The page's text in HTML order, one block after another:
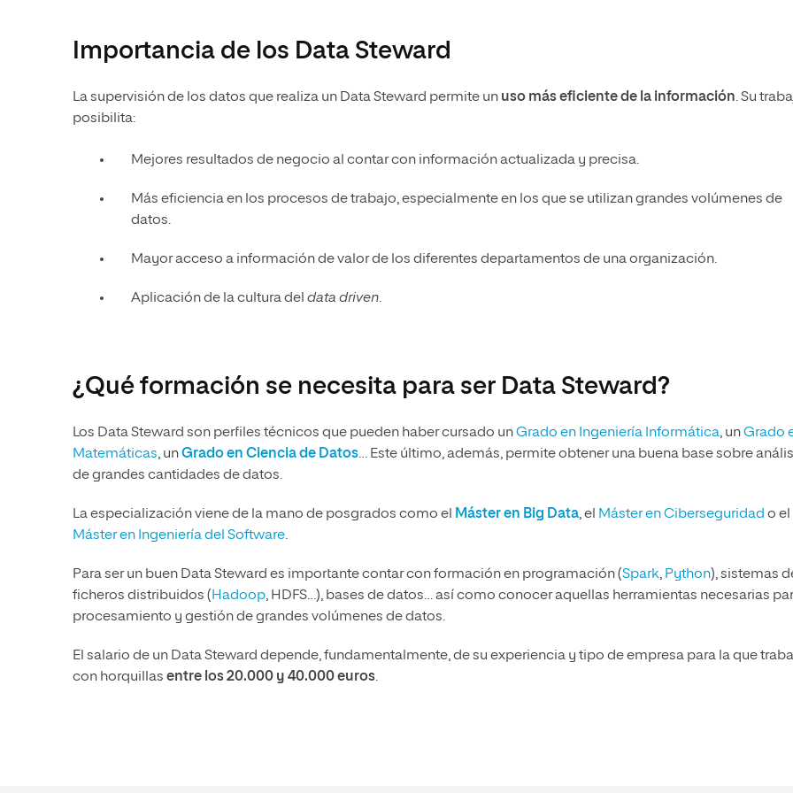
Importancia de los Data Steward
La supervisión de los datos que realiza un Data Steward permite un uso más eficiente de la información. Su
posibilita:
Mejores resultados de negocio al contar con información actualizada y precisa.
Más eficiencia en los procesos de trabajo, especialmente en los que se utilizan grandes volúmenes de
datos.
Mayor acceso a información de valor de los diferentes departamentos de una organización.
Aplicación de la cultura del data driven.
¿Qué formación se necesita para ser Data Steward?
Los Data Steward son perfiles técnicos que pueden haber cursado unGrado en Ingeniería Informática, unGrado
Matemáticas, unGrado en Ciencia de Datos… Este último, además, permite obtener una buena base sobre
de grandes cantidades de datos.
La especialización viene de la mano de posgrados como el Máster en Big Data, el Máster en Ciberseguridad o el
Máster en Ingeniería del Software.
Para ser un buen Data Steward es importante contar con formación en programación (Spark, Python), sistemas
ficheros distribuidos ( Hadoop, HDFS…), bases de datos… así como conocer aquellas herramientas necesarias
procesamiento y gestión de grandes volúmenes de datos.
El salario de un Data Steward depende, fundamentalmente, de su experiencia y tipo de empresa para la que
con horquillas entre los 20.000 y 40.000 euros.